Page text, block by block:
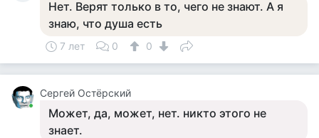
Нет. Верят только в то, чего не знают. А я
знаю, что душа есть
7 лет 0 0
Сергей Остёрский
Может, да, может, нет. никто этого не
знает.